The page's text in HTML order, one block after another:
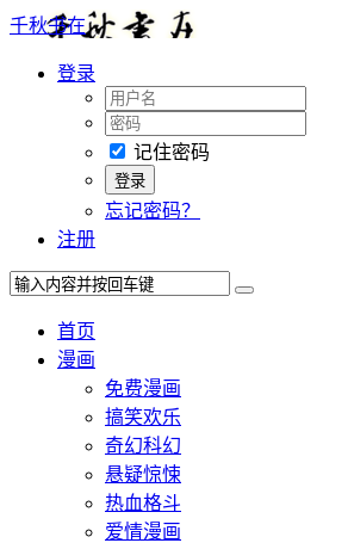
千秋书在
登录
记住密码
忘记密码？
注册
首页
漫画
免费漫画
搞笑欢乐
奇幻科幻
悬疑惊悚
热血格斗
爱情漫画